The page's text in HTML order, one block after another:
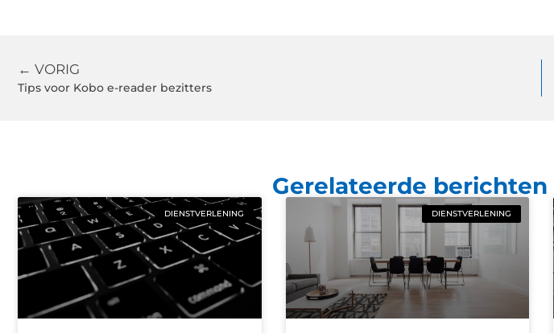
← VORIG
Tips voor Kobo e-reader bezitters
Gerelateerde berichten
DIENSTVERLENING DIENSTVERLENING